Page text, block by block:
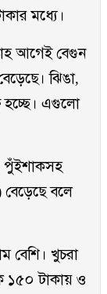
মধ্যে।
আগেই বেগুন
ঝিঙা,
হচ্ছে। এগুলো
পুঁইশাকসহ
বেড়েছে বলে
বেশি। খুচরা
১৫০ টাকায় ও